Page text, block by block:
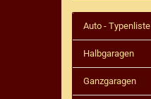
Auto - Typenliste
Halbgaragen
Ganzgaragen